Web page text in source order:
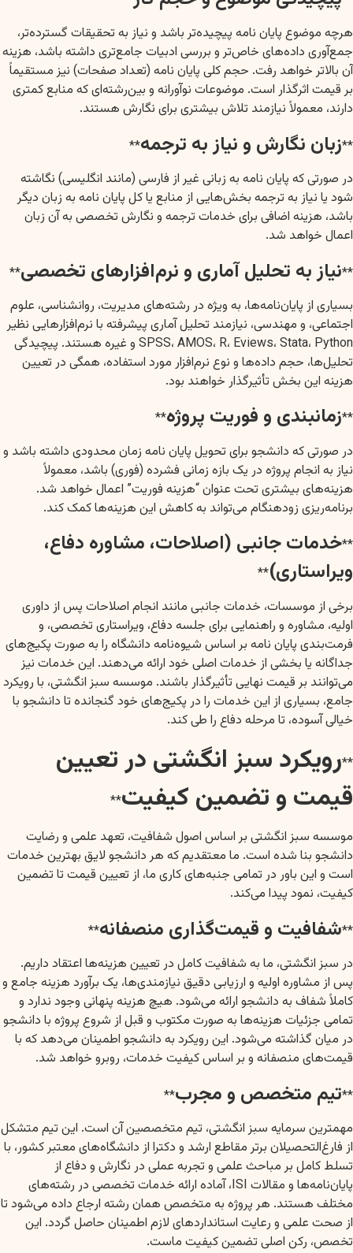
هرچه موضوع پایان نامه پیچیده‌تر باشد و نیاز به تحقیقات گسترده‌تر،
جمع‌آوری داده‌های خاص‌تر و بررسی ادبیات جامع‌تری داشته باشد، هزینه
آن بالاتر خواهد رفت. حجم کلی پایان نامه (تعداد صفحات) نیز مستقیماً
بر قیمت اثرگذار است. موضوعات نوآورانه و بین‌رشته‌ای که منابع کمتری
دارند، معمولاً نیازمند تلاش بیشتری برای نگارش هستند.
**زبان نگارش و نیاز به ترجمه**
در صورتی که پایان نامه به زبانی غیر از فارسی (مانند انگلیسی) نگاشته
شود یا نیاز به ترجمه بخش‌هایی از منابع یا کل پایان نامه به زبان دیگر
باشد، هزینه اضافی برای خدمات ترجمه و نگارش تخصصی به آن زبان
اعمال خواهد شد.
**نیاز به تحلیل آماری و نرم‌افزارهای تخصصی**
بسیاری از پایان‌نامه‌ها، به ویژه در رشته‌های مدیریت، روانشناسی، علوم
اجتماعی، و مهندسی، نیازمند تحلیل آماری پیشرفته با نرم‌افزارهایی نظیر
SPSS، AMOS، R، Eviews، Stata، Python و غیره هستند. پیچیدگی
تحلیل‌ها، حجم داده‌ها و نوع نرم‌افزار مورد استفاده، همگی در تعیین
هزینه این بخش تأثیرگذار خواهند بود.
**زمانبندی و فوریت پروژه**
در صورتی که دانشجو برای تحویل پایان نامه زمان محدودی داشته باشد و
نیاز به انجام پروژه در یک بازه زمانی فشرده (فوری) باشد، معمولاً
هزینه‌های بیشتری تحت عنوان “هزینه فوریت” اعمال خواهد شد.
برنامه‌ریزی زودهنگام می‌تواند به کاهش این هزینه‌ها کمک کند.
**خدمات جانبی (اصلاحات، مشاوره دفاع،
ویراستاری)**
برخی از موسسات، خدمات جانبی مانند انجام اصلاحات پس از داوری
اولیه، مشاوره و راهنمایی برای جلسه دفاع، ویراستاری تخصصی، و
فرمت‌بندی پایان نامه بر اساس شیوه‌نامه دانشگاه را به صورت پکیج‌های
جداگانه یا بخشی از خدمات اصلی خود ارائه می‌دهند. این خدمات نیز
می‌توانند بر قیمت نهایی تأثیرگذار باشند. موسسه سبز انگشتی، با رویکرد
جامع، بسیاری از این خدمات را در پکیج‌های خود گنجانده تا دانشجو با
خیالی آسوده، تا مرحله دفاع را طی کند.
**رویکرد سبز انگشتی در تعیین
قیمت و تضمین کیفیت**
موسسه سبز انگشتی بر اساس اصول شفافیت، تعهد علمی و رضایت
دانشجو بنا شده است. ما معتقدیم که هر دانشجو لایق بهترین خدمات
است و این باور در تمامی جنبه‌های کاری ما، از تعیین قیمت تا تضمین
کیفیت، نمود پیدا می‌کند.
**شفافیت و قیمت‌گذاری منصفانه**
در سبز انگشتی، ما به شفافیت کامل در تعیین هزینه‌ها اعتقاد داریم.
پس از مشاوره اولیه و ارزیابی دقیق نیازمندی‌ها، یک برآورد هزینه جامع و
کاملاً شفاف به دانشجو ارائه می‌شود. هیچ هزینه پنهانی وجود ندارد و
تمامی جزئیات هزینه‌ها به صورت مکتوب و قبل از شروع پروژه با دانشجو
در میان گذاشته می‌شود. این رویکرد به دانشجو اطمینان می‌دهد که با
قیمت‌های منصفانه و بر اساس کیفیت خدمات، روبرو خواهد شد.
**تیم متخصص و مجرب**
مهمترین سرمایه سبز انگشتی، تیم متخصصین آن است. این تیم متشکل
از فارغ‌التحصیلان برتر مقاطع ارشد و دکترا از دانشگاه‌های معتبر کشور، با
تسلط کامل بر مباحث علمی و تجربه عملی در نگارش و دفاع از
پایان‌نامه‌ها و مقالات ISI، آماده ارائه خدمات تخصصی در رشته‌های
مختلف هستند. هر پروژه به متخصص همان رشته ارجاع داده می‌شود تا
از صحت علمی و رعایت استانداردهای لازم اطمینان حاصل گردد. این
تخصص، رکن اصلی تضمین کیفیت ماست.